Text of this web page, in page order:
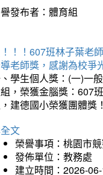
發布者：體育組
！！607班林子葉老
老師獎，感謝為校爭
學生個人獎：(一)一
，榮獲金腦獎：607
建德國小榮獲團體獎
文
榮譽事項：桃園市
發佈單位：教務處
建立時間：2026-